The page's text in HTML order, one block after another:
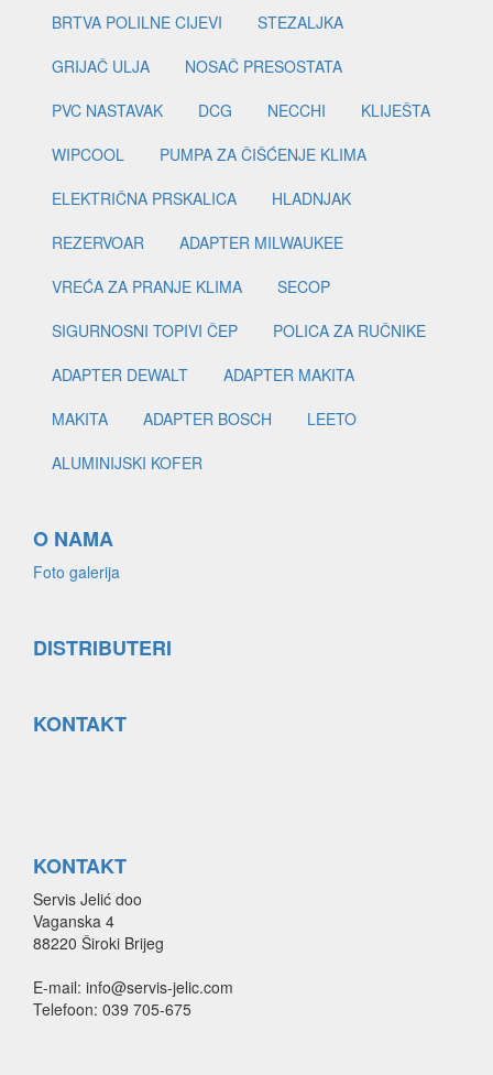
BRTVA POLILNE CIJEVI
STEZALJKA
GRIJAČ ULJA
NOSAČ PRESOSTATA
PVC NASTAVAK
DCG NECCHI
KLIJEŠTA
WIPCOOL
PUMPA ZA ČIŠĆENJE KLIMA
ELEKTRIČNA PRSKALICA
HLADNJAK
REZERVOAR
ADAPTER MILWAUKEE
VREĆA ZA PRANJE KLIMA
SECOP
SIGURNOSNI TOPIVI ČEP
POLICA ZA RUČNIKE
ADAPTER DEWALT
ADAPTER MAKITA
MAKITA
ADAPTER BOSCH
LEETO
ALUMINIJSKI KOFER
O NAMA
Foto galerija
DISTRIBUTERI
KONTAKT
KONTAKT
Servis Jelić doo
Vaganska 4
88220 Široki Brijeg
E-mail: info@servis-jelic.com
Telefoon: 039 705-675